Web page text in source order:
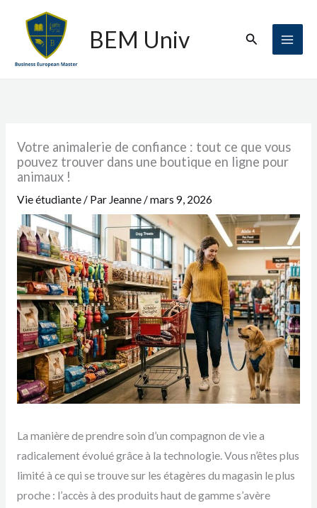
contenu
BEM Univ Rechercher
Votre animalerie de confiance : tout ce que vous
pouvez trouver dans une boutique en ligne pour
animaux !
Vie étudiante/ Par Jeanne/mars 9, 2026
La manière de prendre soin d’un compagnon de vie a
radicalement évolué grâce à la technologie. Vous n’êtes plus
limité à ce qui se trouve sur les étagères du magasin le plus
proche : l’accès à des produits haut de gamme s’avère